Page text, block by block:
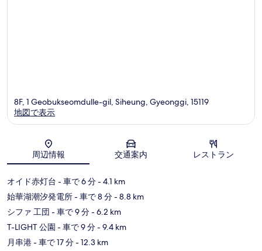
地図
8F, 1 Geobukseomdulle-gil, Siheung, Gyeonggi, 15119
地図で表示
周辺情報 交通案内 レストラン
オイド赤灯台 - 車で 6 分- 4.1 km
始華湖潮汐発電所- 車で 8 分- 8.8 km
シファ 工団 - 車で 9 分- 6.2 km
T-LIGHT 公園 - 車で 9 分- 9.4 km
月串港- 車で 17 分- 12.3 km